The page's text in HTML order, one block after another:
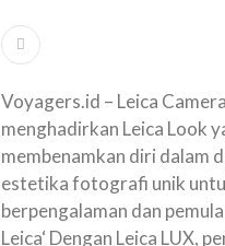
Voyagers.id – Leica
menghadirkan Leica Look
membenamkan diri dalam
estetika fotografi unik
berpengalaman dan
Leica‘ Dengan Leica LUX,